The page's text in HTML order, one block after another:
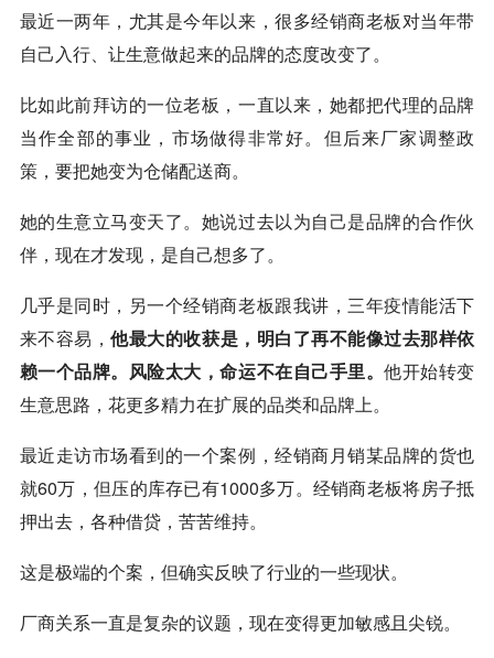
最近一两年，尤其是今年以来，很多经销商老板对当年带
自己入行、让生意做起来的品牌的态度改变了。
比如此前拜访的一位老板，一直以来，她都把代理的品牌
当作全部的事业，市场做得非常好。但后来厂家调整政
策，要把她变为仓储配送商。
她的生意立马变天了。她说过去以为自己是品牌的合作伙
伴，现在才发现，是自己想多了。
几乎是同时，另一个经销商老板跟我讲，三年疫情能活下
来不容易，他最大的收获是，明白了再不能像过去那样依
赖一个品牌。风险太大，命运不在自己手里。他开始转变
生意思路，花更多精力在扩展的品类和品牌上。
最近走访市场看到的一个案例，经销商月销某品牌的货也
就60万，但压的库存已有1000多万。经销商老板将房子抵
押出去，各种借贷，苦苦维持。
这是极端的个案，但确实反映了行业的一些现状。
厂商关系一直是复杂的议题，现在变得更加敏感且尖锐。